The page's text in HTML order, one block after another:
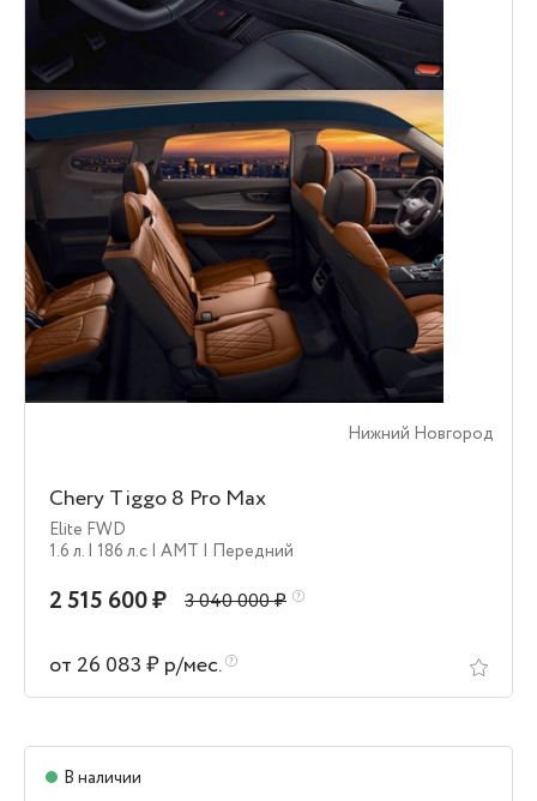
Нижний Новгород
Chery Tiggo 8 Pro Max
Elite FWD
1.6 л. | 186 л.c | AMT | Передний
2 515 600 ₽ 3 040 000 ₽
от 26 083 ₽ р/мес.
В наличии